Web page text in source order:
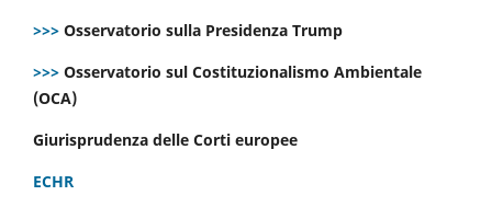
>>> Osservatorio sulla Presidenza Trump
>>> Osservatorio sul Costituzionalismo Ambientale
(OCA)
Giurisprudenza delle Corti europee
ECHR